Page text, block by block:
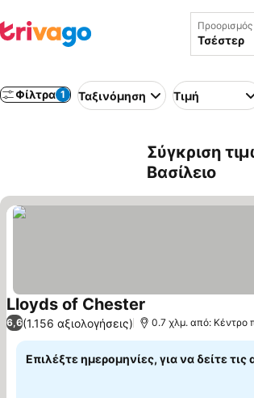
Προορισμός
Φίλτρα 1 Ταξινόμηση Τιμή
Σύγκριση
Βασίλειο
Lloyds of Chester
6,6(1.156 αξιολογήσεις) 0.7 χλμ. από: Κέντρο
Επιλέξτε ημερομηνίες, για να δείτε τις